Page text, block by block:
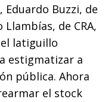
Eduardo Buzzi, de
de CRA,
latiguillo
estigmatizar a
pública. Ahora
el stock